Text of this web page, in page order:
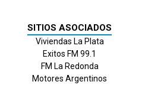
SITIOS ASOCIADOS
Viviendas La Plata
Exitos FM 99.1
FM La Redonda
Motores Argentinos